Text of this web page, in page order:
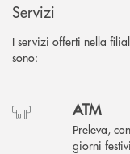
Servizi
I servizi offerti nella
sono:
ATM
Preleva,
giorni